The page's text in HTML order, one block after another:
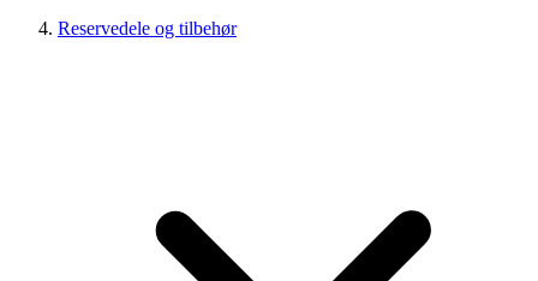
Reservedele og tilbehør